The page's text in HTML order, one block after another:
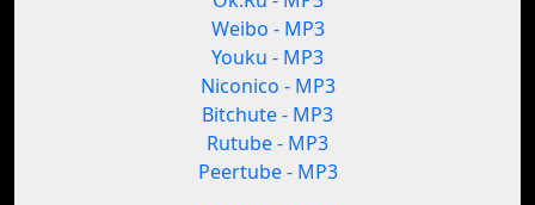
Weibo - MP3
Youku - MP3
Niconico - MP3
Bitchute - MP3
Rutube - MP3
Peertube - MP3